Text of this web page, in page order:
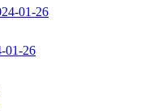
01-26
01-26